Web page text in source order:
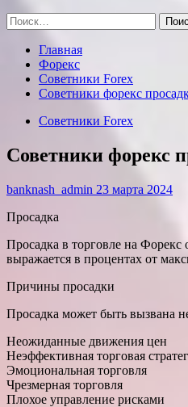
Найти:
Главная
Форекс
Советники Forex
Советники форекс
Советники Forex
Советники форекс
banknash_admin 23 марта 2024
Просадка
Просадка в торговле на
выражается в процентах от
Причины просадки
Просадка может быть вызвана
Неожиданные движения цен
Неэффективная торговая
Эмоциональная торговля
Чрезмерная торговля
Плохое управление рисками